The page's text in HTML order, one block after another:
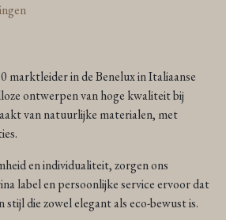
marktleider in de Benelux in Italiaanse
ontwerpen van hoge kwaliteit bij
van natuurlijke materialen, met
en individualiteit, zorgen ons
label en persoonlijke service ervoor dat
die zowel elegant als eco-bewust is.